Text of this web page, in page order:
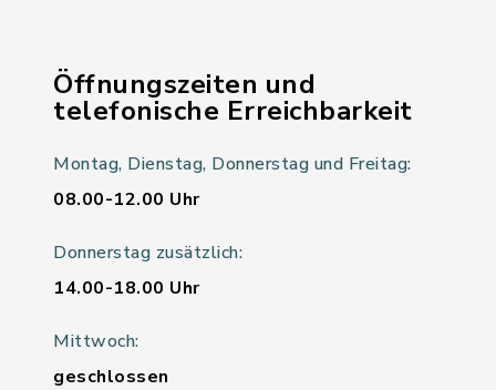
Öffnungszeiten und
telefonische Erreichbarkeit
Montag, Dienstag, Donnerstag und Freitag:
08.00-12.00 Uhr
Donnerstag zusätzlich:
14.00-18.00 Uhr
Mittwoch:
geschlossen